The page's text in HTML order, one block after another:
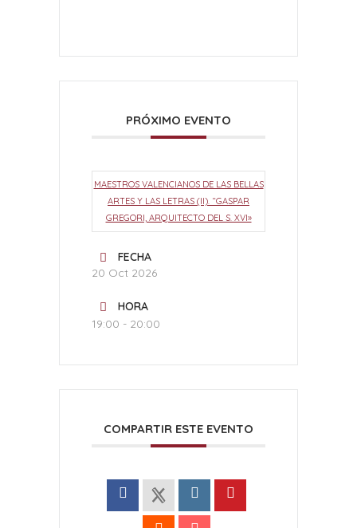
PRÓXIMO EVENTO
MAESTROS VALENCIANOS DE LAS BELLAS
ARTES Y LAS LETRAS (II). “GASPAR
GREGORI, ARQUITECTO DEL S. XVI»
FECHA
20 Oct 2026
HORA
19:00 - 20:00
COMPARTIR ESTE EVENTO